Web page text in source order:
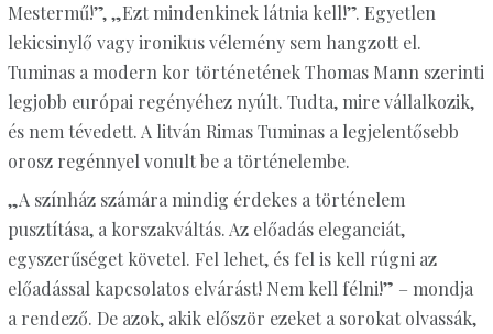
Mestermű!”, „Ezt mindenkinek látnia kell!”. Egyetlen
lekicsinylő vagy ironikus vélemény sem hangzott el.
Tuminas a modern kor történetének Thomas Mann szerinti
legjobb európai regényéhez nyúlt. Tudta, mire vállalkozik,
és nem tévedett. A litván Rimas Tuminas a legjelentősebb
orosz regénnyel vonult be a történelembe.
„A színház számára mindig érdekes a történelem
pusztítása, a korszakváltás. Az előadás eleganciát,
egyszerűséget követel. Fel lehet, és fel is kell rúgni az
előadással kapcsolatos elvárást! Nem kell félni!” – mondja
a rendező. De azok, akik először ezeket a sorokat olvassák,